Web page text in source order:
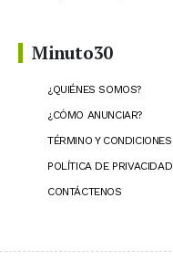
Minuto30
¿QUIÉNES SOMOS?
¿CÓMO ANUNCIAR?
TÉRMINO Y CONDICIONES
POLÍTICA DE PRIVACIDAD
CONTÁCTENOS